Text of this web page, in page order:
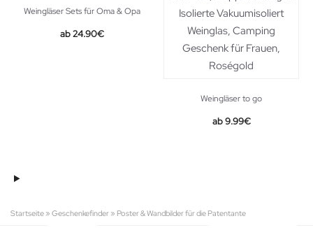
Weingläser Sets für Oma & Opa
24.90€
Weingläser to go
9.99€
Startseite » Geschenkefinder » Poster & Wandbilder für die Patentante